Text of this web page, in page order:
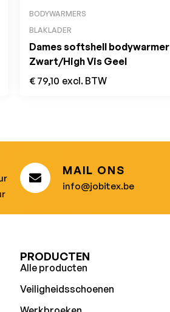
BODYWARMERS
BLAKLADER
Dames softshell bodywarmer
Zwart/High Vis Geel
€ 79,10 excl. BTW
MAIL ONS
info@jobitex.be
PRODUCTEN
Alle producten
Veiligheidsschoenen